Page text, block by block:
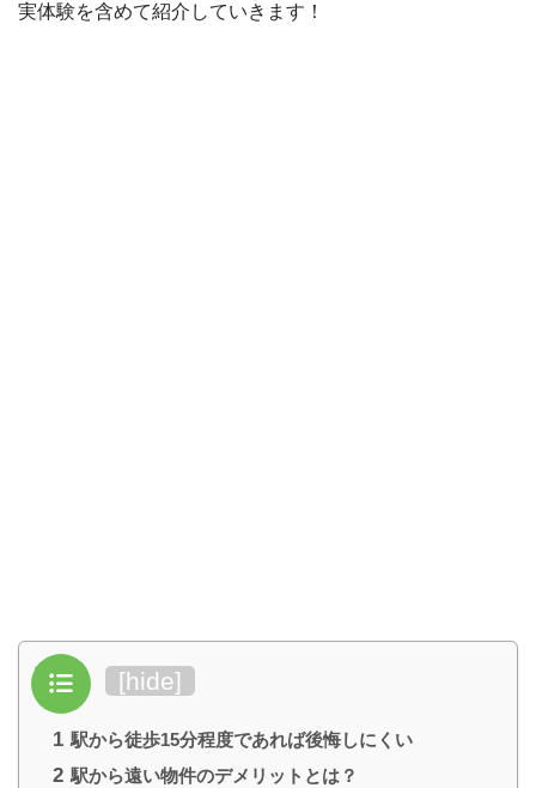
実体験を含めて紹介していきます！
目次 [hide]
1 駅から徒歩15分程度であれば後悔しにくい
2 駅から遠い物件のデメリットとは？